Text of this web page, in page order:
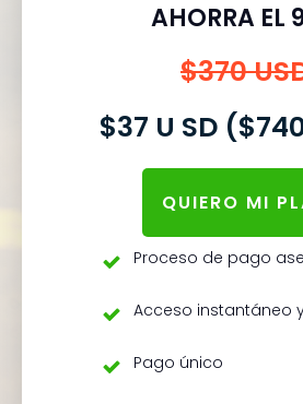
AHORRA EL
$370
$37 U SD
QUIERO MI
Proceso de pago
Acceso instantáneo
Pago único